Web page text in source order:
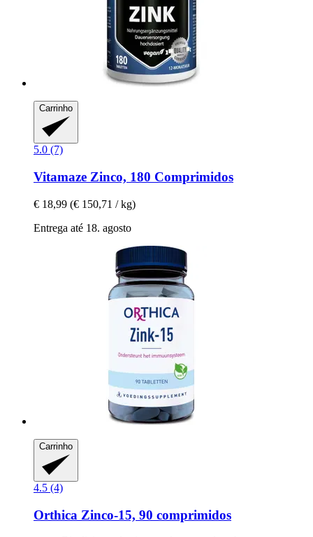
Carrinho
5.0 (7)
Vitamaze Zinco, 180 Comprimidos
€ 18,99 (€ 150,71 / kg)
Entrega até 18. agosto
Carrinho
4.5 (4)
Orthica Zinco-​15, 90 comprimidos